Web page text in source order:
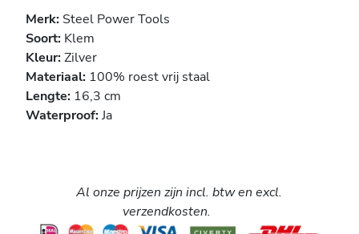
Merk: Steel Power Tools
Soort: Klem
Kleur:Zilver
Materiaal: 100% roest vrij staal
Lengte: 16,3 cm
Waterproof:Ja
Al onze prijzen zijn incl. btw en excl.
verzendkosten.